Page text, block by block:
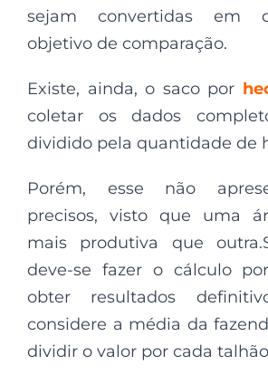
sejam convertidas em
objetivo de comparação.
Existe, ainda, o saco por
coletar os dados
dividido pela quantidade de
Porém, esse não
precisos, visto que uma
mais produtiva que
deve-se fazer o cálculo
obter resultados
considere a média da
dividir o valor por cada